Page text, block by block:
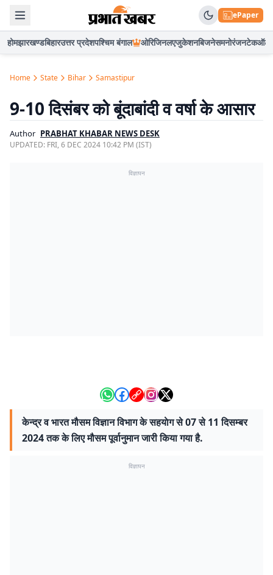
ePaper
होमझारखण्डबिहारउत्तर प्रदेशपश्चिम बंगाल ओरिजिनलएजुकेशनबिजनेसमनोरंजनटेकऑटो
Home State Bihar Samastipur
9-10 दिसंबर को बूंदाबांदी व वर्षा के आसार
Author PRABHAT KHABAR NEWS DESK
UPDATED: FRI, 6 DEC 2024 10:42 PM (IST)
विज्ञापन
केन्द्र व भारत मौसम विज्ञान विभाग के सहयाेग से 07 से 11 दिसम्बर
2024 तक के लिए मौसम पूर्वानुमान जारी किया गया है.
विज्ञापन